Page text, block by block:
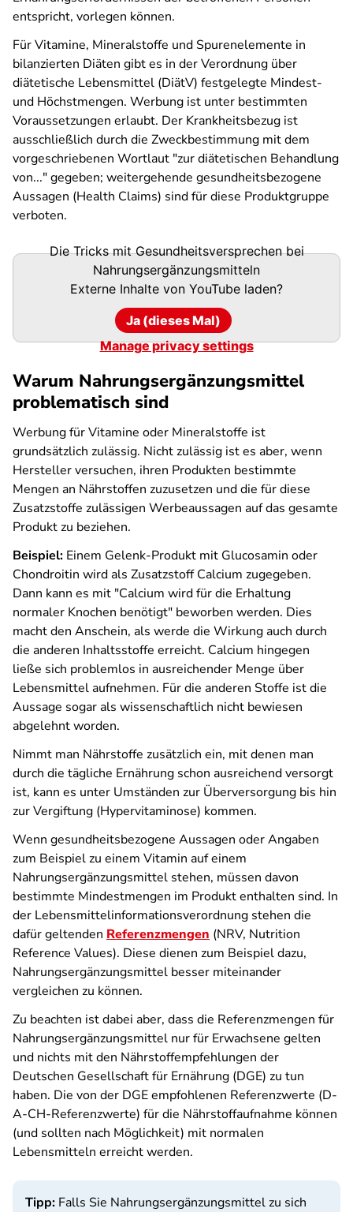
entspricht, vorlegen können.
Für Vitamine, Mineralstoffe und Spurenelemente in
bilanzierten Diäten gibt es in der Verordnung über
diätetische Lebensmittel (DiätV) festgelegte Mindest-
und Höchstmengen. Werbung ist unter bestimmten
Voraussetzungen erlaubt. Der Krankheitsbezug ist
ausschließlich durch die Zweckbestimmung mit dem
vorgeschriebenen Wortlaut "zur diätetischen Behandlung
von..." gegeben; weitergehende gesundheitsbezogene
Aussagen (Health Claims) sind für diese Produktgruppe
verboten.
Die Tricks mit Gesundheitsversprechen bei
Nahrungsergänzungsmitteln
Externe Inhalte von YouTube laden?
Ja (dieses Mal)
Manage privacy settings
Warum Nahrungsergänzungsmittel
problematisch sind
Werbung für Vitamine oder Mineralstoffe ist
grundsätzlich zulässig. Nicht zulässig ist es aber, wenn
Hersteller versuchen, ihren Produkten bestimmte
Mengen an Nährstoffen zuzusetzen und die für diese
Zusatzstoffe zulässigen Werbeaussagen auf das gesamte
Produkt zu beziehen.
Beispiel: Einem Gelenk-Produkt mit Glucosamin oder
Chondroitin wird als Zusatzstoff Calcium zugegeben.
Dann kann es mit "Calcium wird für die Erhaltung
normaler Knochen benötigt" beworben werden. Dies
macht den Anschein, als werde die Wirkung auch durch
die anderen Inhaltsstoffe erreicht. Calcium hingegen
ließe sich problemlos in ausreichender Menge über
Lebensmittel aufnehmen. Für die anderen Stoffe ist die
Aussage sogar als wissenschaftlich nicht bewiesen
abgelehnt worden.
Nimmt man Nährstoffe zusätzlich ein, mit denen man
durch die tägliche Ernährung schon ausreichend versorgt
ist, kann es unter Umständen zur Überversorgung bis hin
zur Vergiftung (Hypervitaminose) kommen.
Wenn gesundheitsbezogene Aussagen oder Angaben
zum Beispiel zu einem Vitamin auf einem
Nahrungsergänzungsmittel stehen, müssen davon
bestimmte Mindestmengen im Produkt enthalten sind. In
der Lebensmittelinformationsverordnung stehen die
dafür geltenden Referenzmengen (NRV, Nutrition
Reference Values). Diese dienen zum Beispiel dazu,
Nahrungsergänzungsmittel besser miteinander
vergleichen zu können.
Zu beachten ist dabei aber, dass die Referenzmengen für
Nahrungsergänzungsmittel nur für Erwachsene gelten
und nichts mit den Nährstoffempfehlungen der
Deutschen Gesellschaft für Ernährung (DGE) zu tun
haben. Die von der DGE empfohlenen Referenzwerte (D-
A-CH-Referenzwerte) für die Nährstoffaufnahme können
(und sollten nach Möglichkeit) mit normalen
Lebensmitteln erreicht werden.
Tipp: Falls Sie Nahrungsergänzungsmittel zu sich